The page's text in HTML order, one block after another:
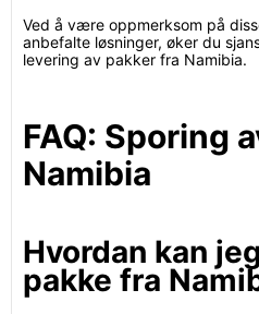
Ved å være oppmerksom på
anbefalte løsninger, øker du
levering av pakker fra Namibia.
FAQ: Sporing
Namibia
Hvordan kan
pakke fra